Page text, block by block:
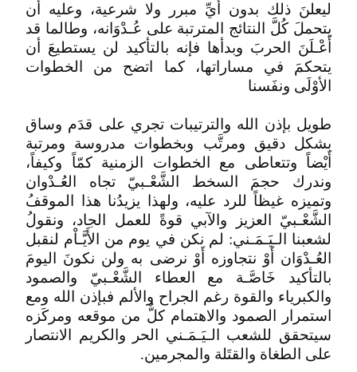
ليعلنَ ذلك بدون أَيِّ مبرر ولا شرعية، وعليه أَن
يتحملَ كُلَّ النتائج المترتبة على عُـدْوَانه، وطالما قد
أَعْـلَنَ الحربَ وبدأها فإنه بالتأكيد لن يستطيعَ أن
يتحكمَ في مساراتها، كما اتضح من الخطوات
الأوْلَى ونفَسنا
طويل بإذن الله والترتيبات تجري على قدَم وساق
بشكل دقيق ومرتَّب وبخطوات مدروسة ومرتبة
أَيْضاً وتتعاطى مع الخطوات الزمنية كمّاً وكيفاً،
وندرك حجمَ السخط الشَّعْـبيّ تجاه العُـدْوان
وتميزه غيظاً للرد عليه، ولهذا يزيدُنا هذا الموقفُ
الشَّعْـبيّ العزيز والآبي قوةً للعمل الجاد، ونقولُ
لشعبنا الـيَـمَـني: لم نكن في يوم من الأَيَّـاْم لنقبل
العُـدْوَان أَوْ نتجاوزه أَوْ نرضى به ولن نكونَ اليومَ
بالتأكيد خَاصَّـة مع العطاء الشَّعْـبيّ والصمود
والكبرياء والقوة رغم الجراح والألم فبإذن الله ومع
استمرار الصمود والاهتمام كلٌّ من موقعه ومركَزه
سيتحقق للشعب الـيَـمَـني الحر والكريم الانتصار
على الطغاة والقتَلة والمجرمين.